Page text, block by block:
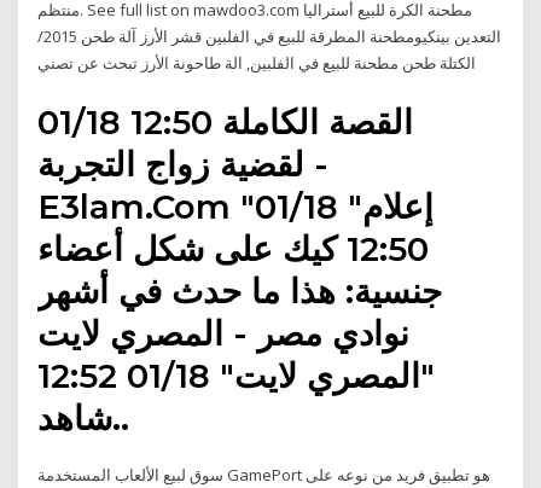
منتظم. See full list on mawdoo3.com مطحنة الكرة للبيع أستراليا
التعدين بينكيومطحنة المطرقة للبيع في الفلبين قشر الأرز آلة طحن 2015/
الكتلة طحن مطحنة للبيع في الفلبين, الة طاحونة الأرز تبحث عن تصني
01/18 12:50 القصة الكاملة
لقضية زواج التجربة -
E3lam.Com "إعلام" 01/18
12:50 كيك على شكل أعضاء
جنسية: هذا ما حدث في أشهر
نوادي مصر - المصري لايت
"المصري لايت" 01/18 12:52
شاهد..
سوق لبيع الألعاب المستخدمة GamePort هو تطبيق فريد من نوعه على